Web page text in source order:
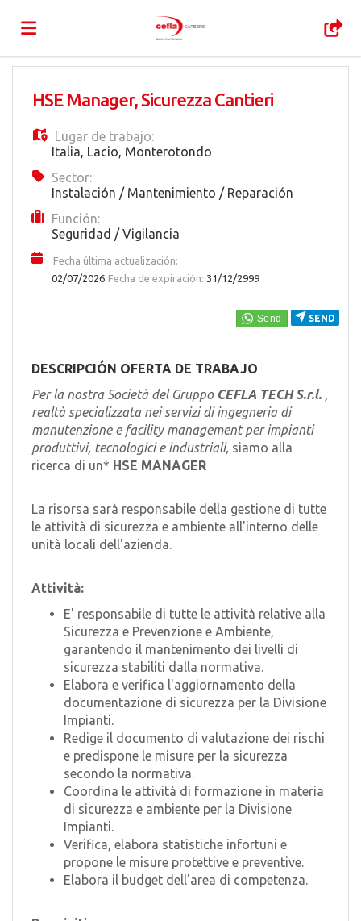
Lista
ofertas
Subir
EN
FR
DE
ES
PT
SEND
HSE Manager, Sicurezza Cantieri
Lugar de trabajo:
Italia, Lacio, Monterotondo
Sector:
Instalación / Mantenimiento / Reparación
Función:
Seguridad / Vigilancia
Fecha última actualización:
02/07/2026 Fecha de expiración: 31/12/2999
DESCRIPCIÓN OFERTA DE TRABAJO
Per la nostra Società del Gruppo CEFLA TECH S.r.l. ,
realtà specializzata nei servizi di ingegneria di
manutenzione e facility management per impianti
produttivi, tecnologici e industriali, siamo alla
ricerca di un* HSE MANAGER
La risorsa sarà responsabile della gestione di tutte
le attività di sicurezza e ambiente all'interno delle
unità locali dell'azienda.
Attività:
E' responsabile di tutte le attività relative alla
Sicurezza e Prevenzione e Ambiente,
garantendo il mantenimento dei livelli di
sicurezza stabiliti dalla normativa.
Elabora e verifica l'aggiornamento della
documentazione di sicurezza per la Divisione
Impianti.
Redige il documento di valutazione dei rischi
e predispone le misure per la sicurezza
secondo la normativa.
Coordina le attività di formazione in materia
di sicurezza e ambiente per la Divisione
Impianti.
Verifica, elabora statistiche infortuni e
propone le misure protettive e preventive.
Elabora il budget dell'area di competenza.